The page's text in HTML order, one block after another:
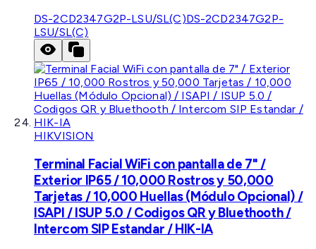
DS-2CD2347G2P-LSU/SL(C)DS-2CD2347G2P-
LSU/SL(C)
HIKVISION
Terminal Facial WiFi con pantalla de 7" /
Exterior IP65 / 10,000 Rostros y 50,000
Tarjetas / 10,000 Huellas (Módulo Opcional) /
ISAPI / ISUP 5.0 / Codigos QR y Bluethooth /
Intercom SIP Estandar / HIK-IA